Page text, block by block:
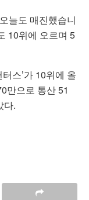
늘도 매진했습니
10위에 오르며 5
스’가 10위에 올
만으로 통산 51
다.